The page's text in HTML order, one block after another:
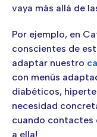
vaya más allá de
Por ejemplo, en
conscientes de
adaptar nuestro
con menús
diabéticos,
necesidad
cuando contactes
a ella!